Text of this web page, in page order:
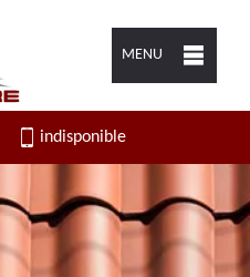
MENU
indisponible